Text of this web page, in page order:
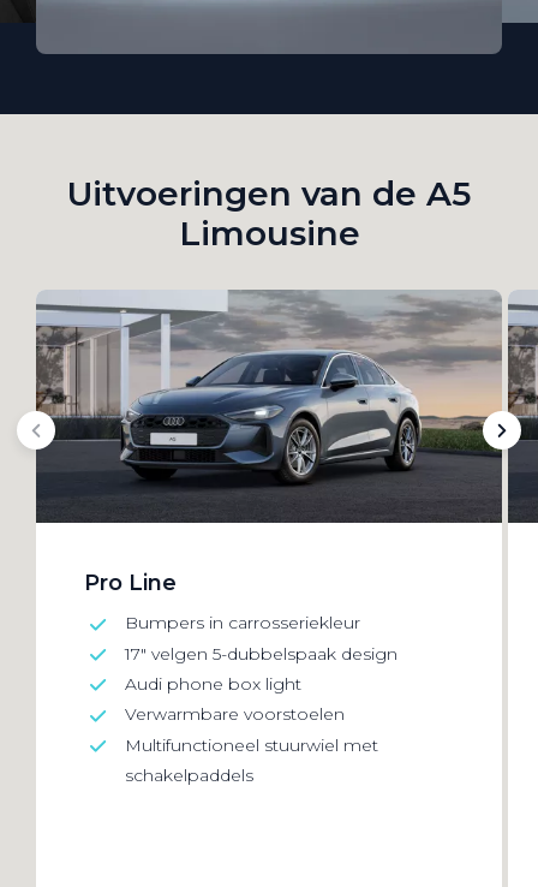
Uitvoeringen van de A5
Limousine
Pro Line
Bumpers in carrosseriekleur
17" velgen 5-dubbelspaak design
Audi phone box light
Verwarmbare voorstoelen
Multifunctioneel stuurwiel met
schakelpaddels